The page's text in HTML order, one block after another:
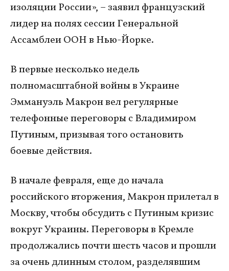
изоляции России», – заявил французский
лидер на полях сессии Генеральной
Ассамблеи ООН в Нью-Йорке.
В первые несколько недель
полномасштабной войны в Украине
Эммануэль Макрон вел регулярные
телефонные переговоры с Владимиром
Путиным, призывая того остановить
боевые действия.
В начале февраля, еще до начала
российского вторжения, Макрон прилетал в
Москву, чтобы обсудить с Путиным кризис
вокруг Украины. Переговоры в Кремле
продолжались почти шесть часов и прошли
за очень длинным столом, разделявшим